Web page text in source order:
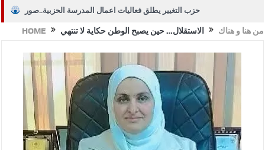
حزب التغيير يطلق فعاليات اعمال المدرسة الحزبية..صور
الجيش يفتح باب التجنيد لحملة البكالوريوس في الحقوق والقانون
بيان اجتماع عمّان:دعم الوصاية الهاشمية التاريخية على المقدسات
الإسلامية والمسيحية
الأمن يتلف 16 مليون حبة كبتاجون و1480 كغم مواد مخدرة
النواب يقر مشروع تعديل قانون الملكية العقارية
القاضي يلتقي رؤساء تحرير الصحف اليومية ويؤكد حرص مجلس النواب
HOME من هنا و هناك الاستقلال… حين يصبح الوطن حكاية لا تنتهي